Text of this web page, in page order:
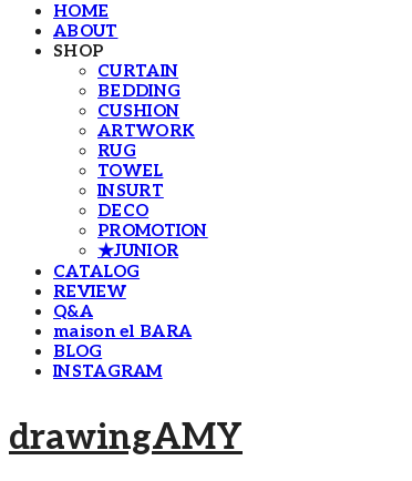
HOME
ABOUT
SHOP
CURTAIN
BEDDING
CUSHION
ARTWORK
RUG
TOWEL
INSURT
DECO
PROMOTION
★JUNIOR
CATALOG
REVIEW
Q&A
maison el BARA
BLOG
INSTAGRAM
drawingAMY